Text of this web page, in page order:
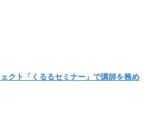
クト「くるるセミナー」で講師を務め